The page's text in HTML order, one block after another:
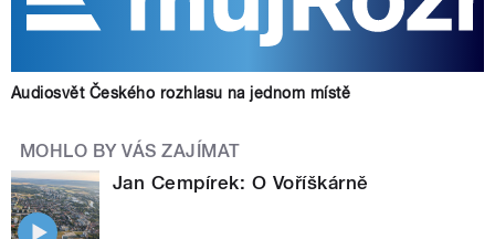
Audiosvět Českého rozhlasu na jednom místě
MOHLO BY VÁS ZAJÍMAT
Jan Cempírek: O Voříškárně